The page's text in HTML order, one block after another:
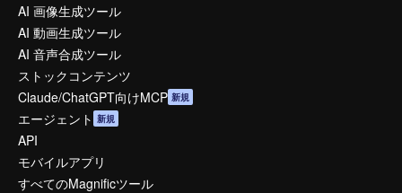
AI 画像生成ツール
AI 動画生成ツール
AI 音声合成ツール
ストックコンテンツ
Claude/ChatGPT向けMCP 新規
エージェント 新規
API
モバイルアプリ
すべてのMagnificツール